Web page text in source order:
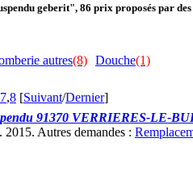
geberit", 86 prix proposés par
autres(8) Douche(1)
7,8 [Suivant/Dernier]
91370 VERRIERES-LE-
2015. Autres demandes :